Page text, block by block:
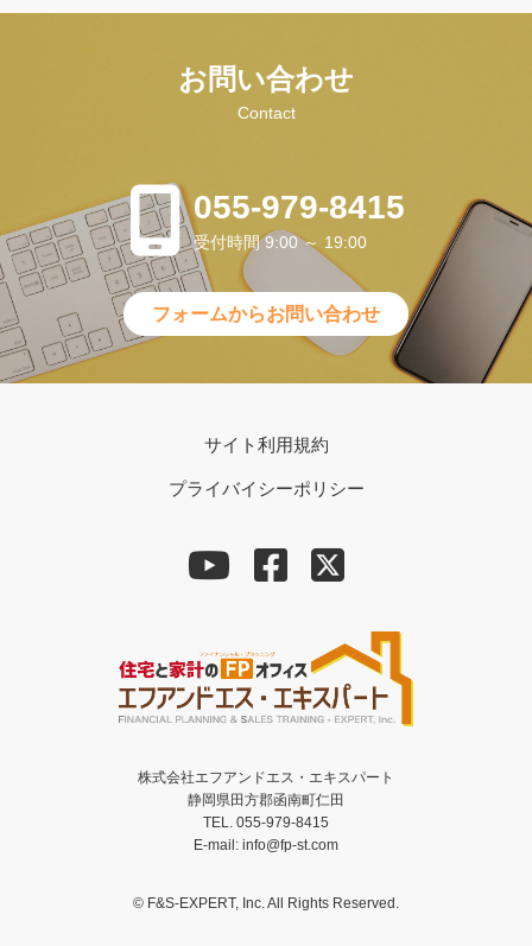
お問い合わせ
Contact
055-979-8415
受付時間 9:00 ～ 19:00
フォームからお問い合わせ
サイト利用規約
プライバイシーポリシー
株式会社エフアンドエス・エキスパート
静岡県田方郡函南町仁田
TEL. 055-979-8415
E-mail: info@fp-st.com
© F&S-EXPERT, Inc. All Rights Reserved.